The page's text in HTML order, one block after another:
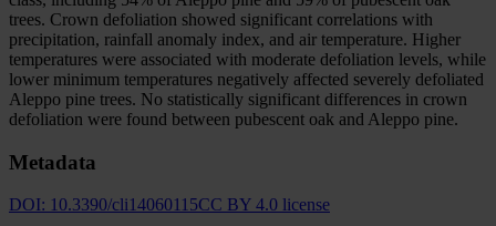
trees. Crown defoliation showed significant correlations with
precipitation, rainfall anomaly index, and air temperature. Higher
temperatures were associated with moderate defoliation levels, while
lower minimum temperatures negatively affected severely defoliated
Aleppo pine trees. No statistically significant differences in crown
defoliation were found between pubescent oak and Aleppo pine.
Metadata
DOI: 10.3390/cli14060115CC BY 4.0 license